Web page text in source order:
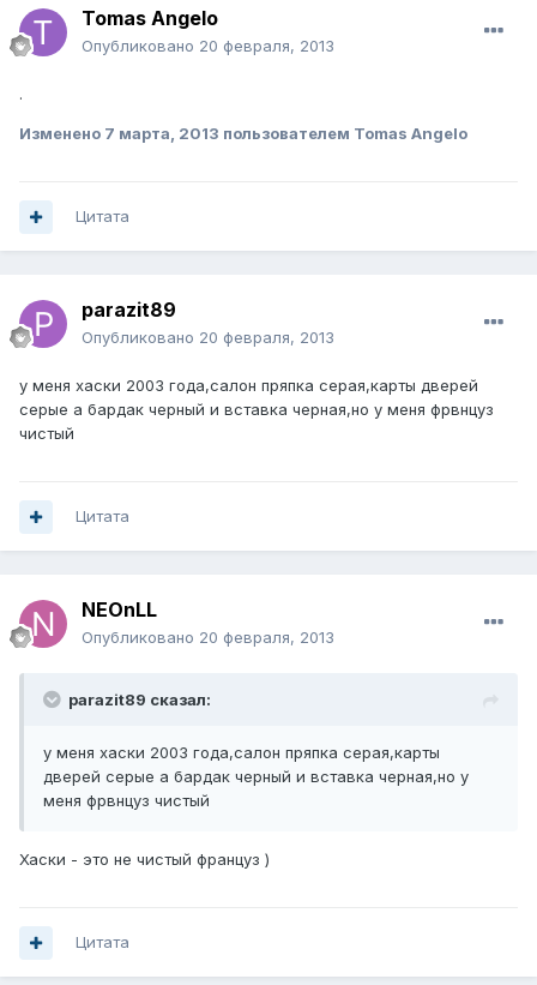
Tomas Angelo
Опубликовано 20 февраля, 2013
.
Изменено 7 марта, 2013 пользователем Tomas Angelo
Цитата
parazit89
Опубликовано 20 февраля, 2013
у меня хаски 2003 года,салон пряпка серая,карты дверей
серые а бардак черный и вставка черная,но у меня фрвнцуз
чистый
Цитата
NEOnLL
Опубликовано 20 февраля, 2013
parazit89 сказал:
у меня хаски 2003 года,салон пряпка серая,карты
дверей серые а бардак черный и вставка черная,но у
меня фрвнцуз чистый
Хаски - это не чистый француз )
Цитата